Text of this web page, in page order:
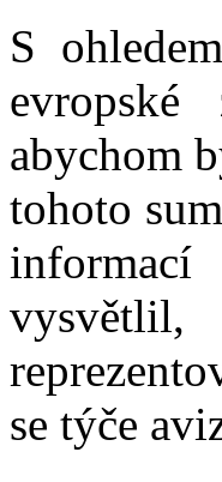
S
abychom
tohoto
se týče